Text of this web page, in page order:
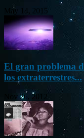
May 14, 2015
El gran problema
los extraterrestres...
Nov 26, 2012